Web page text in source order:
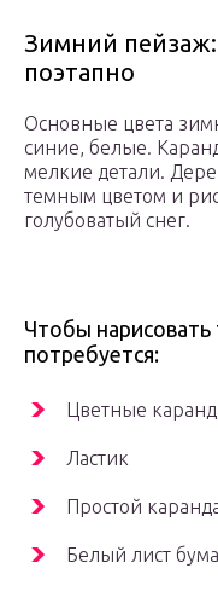
Зимний
поэтапно
Основные цвета
синие, белые.
мелкие детали.
темным цветом и
голубоватый снег.
Чтобы нарисовать
потребуется:
Цветные
Ластик
Простой
Белый лист